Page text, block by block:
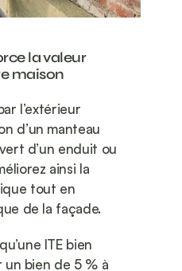
la valeur
maison
l’extérieur
d’un manteau
d’un enduit ou
ainsi la
tout en
de la façade.
ITE bien
bien de 5 % à